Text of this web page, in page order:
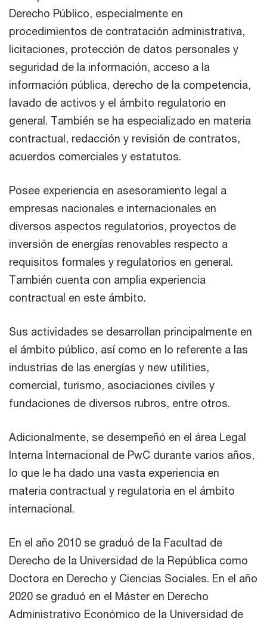
Derecho Público, especialmente en
procedimientos de contratación administrativa,
licitaciones, protección de datos personales y
seguridad de la información, acceso a la
información pública, derecho de la competencia,
lavado de activos y el ámbito regulatorio en
general. También se ha especializado en materia
contractual, redacción y revisión de contratos,
acuerdos comerciales y estatutos.
Posee experiencia en asesoramiento legal a
empresas nacionales e internacionales en
diversos aspectos regulatorios, proyectos de
inversión de energías renovables respecto a
requisitos formales y regulatorios en general.
También cuenta con amplia experiencia
contractual en este ámbito.
Sus actividades se desarrollan principalmente en
el ámbito público, así como en lo referente a las
industrias de las energías y new utilities,
comercial, turismo, asociaciones civiles y
fundaciones de diversos rubros, entre otros.
Adicionalmente, se desempeñó en el área Legal
Interna Internacional de PwC durante varios años,
lo que le ha dado una vasta experiencia en
materia contractual y regulatoria en el ámbito
internacional.
En el año 2010 se graduó de la Facultad de
Derecho de la Universidad de la República como
Doctora en Derecho y Ciencias Sociales. En el año
2020 se graduó en el Máster en Derecho
Administrativo Económico de la Universidad de